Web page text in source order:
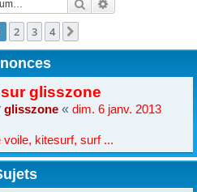
2 3 4
glisszone
glisszone « dim. 6 janv. 2013
voile, kitesurf, surf ...